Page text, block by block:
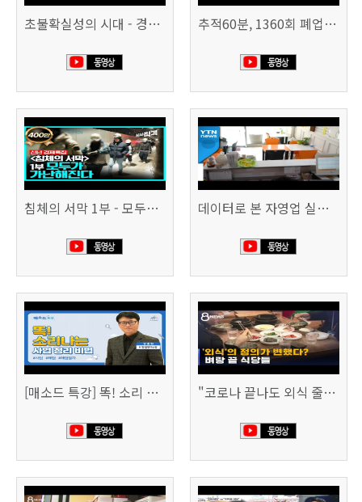
초불확실성의 시대 - 경제를 구하라 494회 (KBS 25.2.11) 추적60분, 1360회 폐업의 시대, 위기의 자영업자
침체의 서막 1부 - 모두가 가난해진다 | 시사직격 신년특집 데이터로 본 자영업 실태 - 매출 '뚝', 장수 업소도 '휘청'
[매소드 특강] 똑! 소리 나는 사업 정리 비법 "코로나 끝나도 외식 줄이겠다"…위기의 식당들 (SBS 8시 뉴스)